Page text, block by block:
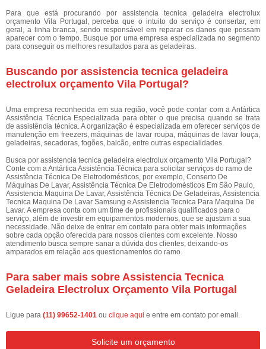
Para que está procurando por assistencia tecnica geladeira electrolux
orçamento Vila Portugal, perceba que o intuito do serviço é consertar, em
geral, a linha branca, sendo responsável em reparar os danos que possam
aparecer com o tempo. Busque por uma empresa especializada no segmento
para conseguir os melhores resultados para as geladeiras.
Buscando por assistencia tecnica geladeira
electrolux orçamento Vila Portugal?
Uma empresa reconhecida em sua região, você pode contar com a Antártica
Assistência Técnica Especializada para obter o que precisa quando se trata
de assistência técnica. A organização é especializada em oferecer serviços de
manutenção em freezers, máquinas de lavar roupa, máquinas de lavar louça,
geladeiras, secadoras, fogões, balcão, entre outras especialidades.
Busca por assistencia tecnica geladeira electrolux orçamento Vila Portugal?
Conte com a Antártica Assistência Técnica para solicitar serviços do ramo de
Assistência Técnica De Eletrodomésticos, por exemplo, Conserto De
Máquinas De Lavar, Assistência Técnica De Eletrodomésticos Em São Paulo,
Assistencia Maquina De Lavar, Assistência Técnica De Geladeiras, Assistencia
Tecnica Maquina De Lavar Samsung e Assistencia Tecnica Para Maquina De
Lavar. A empresa conta com um time de profissionais qualificados para o
serviço, além de investir em equipamentos modernos, que se ajustam a sua
necessidade. Não deixe de entrar em contato para obter mais informações
sobre cada opção oferecida para nossos clientes com excelente. Nosso
atendimento busca sempre sanar a dúvida dos clientes, deixando-os
amparados em relação aos questionamentos do ramo.
Para saber mais sobre Assistencia Tecnica
Geladeira Electrolux Orçamento Vila Portugal
Ligue para (11) 99652-1401 ou clique aqui e entre em contato por email.
Solicite um orçamento